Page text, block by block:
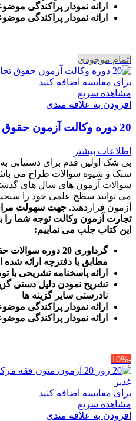
ارائه نمودار پراکندگی
رائه نمودار پراکندگی
اتمام موجودی
برای مقایسه اضافه کنید
مشاهده سریع
افزودن به علاقه مندی
20 دوره وکالت آزمون حقوق تجارت – چتردانش
اطلاعات بیشتر
بی شک اولین قدم برای دستیابی
سبک و شیوه سوالات طراح می
سوالات آزمون های سال های
می توانند سطح علمی خود را
آزمون قراردهند.
تجارت آزمون وکالت توجه شما را
این کتاب جلب می نماییم:
مطابق با دفترچه ارائه
ارائه پاسخنامه تشریحی با
تشریح نمودن دلیل دستی
نادرستی سایر گزینه ها
ارائه نمودار پراکندگی
رائه نمودار پراکندگی
-10%
برای مقایسه اضافه کنید
مشاهده سریع
افزودن به علاقه مندی